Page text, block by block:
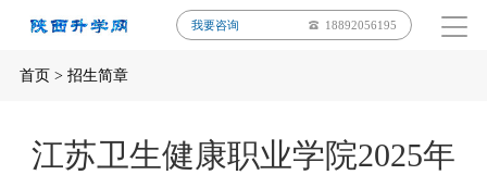
我要咨询 18892056195
首页> 招生简章
江苏卫生健康职业学院2025年